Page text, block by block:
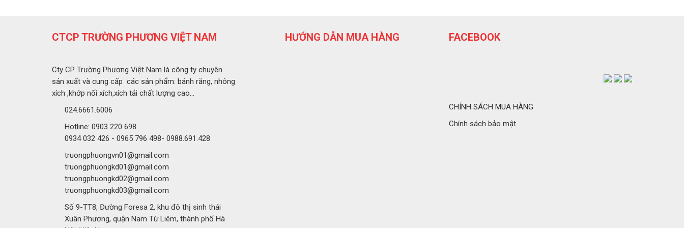
CTCP TRƯỜNG PHƯƠNG VIỆT NAM
Cty CP Trường Phương Việt Nam là công ty chuyên
sản xuất và cung cấp các sản phẩm: bánh răng, nhông
xích ,khớp nối xích,xích tải chất lượng cao...
024.6661.6006
Hotline: 0903 220 698
0934 032 426 - 0965 796 498- 0988.691.428
truongphuongvn01@gmail.com
truongphuongkd01@gmail.com
truongphuongkd02@gmail.com
truongphuongkd03@gmail.com
Số 9-TT8, Đường Foresa 2, khu đô thị sinh thái
Xuân Phương, quận Nam Từ Liêm, thành phố Hà
HƯỚNG DẪN MUA HÀNG FACEBOOK
CHÍNH SÁCH MUA HÀNG
Chính sách bảo mật